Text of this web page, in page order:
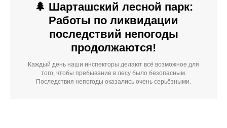
🌲 Шарташский лесной парк:
Работы по ликвидации
последствий непогоды
продолжаются!
Каждый день наши инспекторы делают всё возможное для
того, чтобы пребывание в лесу было безопасным.
Последствия непогоды оказались очень серьёзными.